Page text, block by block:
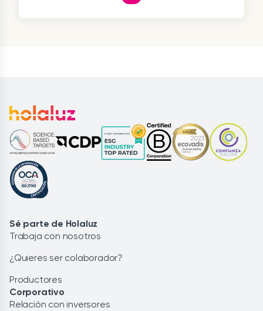
Sé parte de Holaluz
Trabaja con nosotros
¿Quieres ser colaborador?
Productores
Corporativo
Relación con inversores